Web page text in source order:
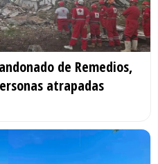
de Remedios,
atrapadas